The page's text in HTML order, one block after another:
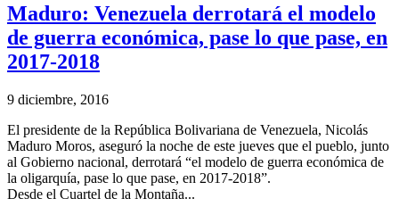
Maduro: Venezuela derrotará el modelo
de guerra económica, pase lo que pase, en
2017-2018
9 diciembre, 2016
El presidente de la República Bolivariana de Venezuela, Nicolás
Maduro Moros, aseguró la noche de este jueves que el pueblo, junto
al Gobierno nacional, derrotará “el modelo de guerra económica de
la oligarquía, pase lo que pase, en 2017-2018”.
Desde el Cuartel de la Montaña...